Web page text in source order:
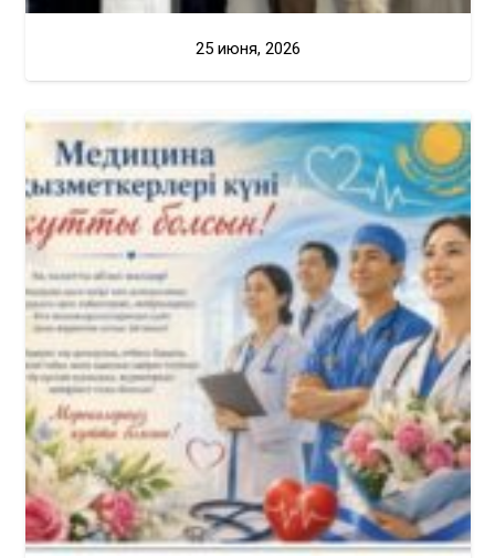
25 июня, 2026